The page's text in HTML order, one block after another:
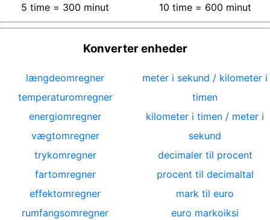
5 time = 300 minut
10 time= 600 minut
Konverter enheder
længdeomregner
temperaturomregner
energiomregner
vægtomregner
trykomregner
fartomregner
effektomregner
rumfangsomregner
meter i sekund / kilometer i
timen
kilometer i timen / meter i
sekund
decimaler til procent
procent til decimaltal
mark til euro
euro markoiksi